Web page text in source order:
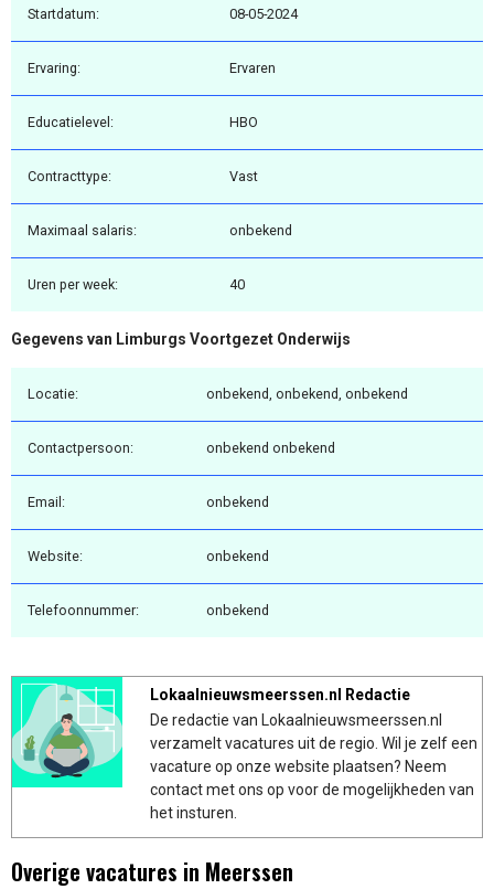
Startdatum: 08-05-2024
Ervaring: Ervaren
Educatielevel: HBO
Contracttype: Vast
Maximaal salaris: onbekend
Uren per week: 40
Gegevens van Limburgs Voortgezet Onderwijs
Locatie: onbekend, onbekend, onbekend
Contactpersoon: onbekend onbekend
Email: onbekend
Website: onbekend
Telefoonnummer: onbekend
Lokaalnieuwsmeerssen.nl Redactie
De redactie van Lokaalnieuwsmeerssen.nl
verzamelt vacatures uit de regio. Wil je zelf een
vacature op onze website plaatsen? Neem
contact met ons op voor de mogelijkheden van
het insturen.
Overige vacatures in Meerssen